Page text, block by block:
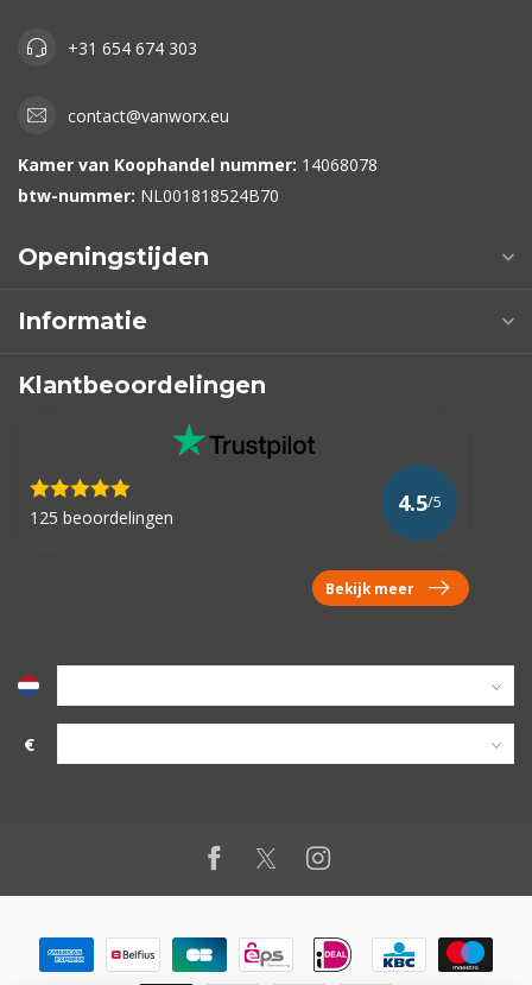
+31 654 674 303
contact@vanworx.eu
Kamer van Koophandel nummer: 14068078
btw-nummer: NL001818524B70
Openingstijden
Informatie
Klantbeoordelingen
125 beoordelingen
4.5/5
Bekijk meer
€